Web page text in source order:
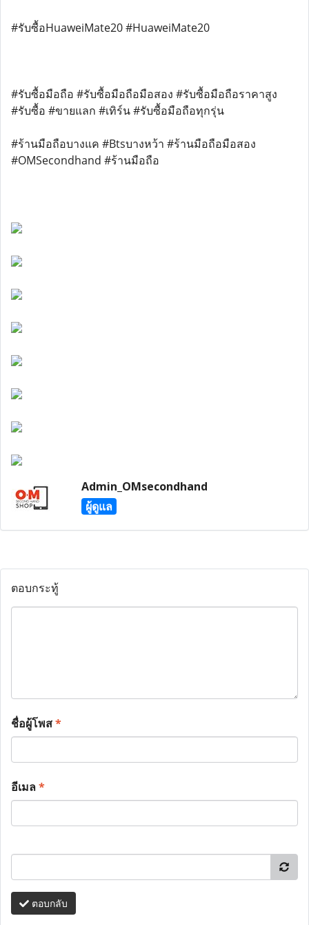
#รับซื้อHuaweiMate20 #HuaweiMate20
#รับซื้อมือถือ #รับซื้อมือถือมือสอง #รับซื้อมือถือราคาสูง
#รับซื้อ #ขายแลก #เทิร์น #รับซื้อมือถือทุกรุ่น
#ร้านมือถือบางแค #Btsบางหว้า #ร้านมือถือมือสอง
#OMSecondhand #ร้านมือถือ
Admin_OMsecondhand
ผู้ดูแล
ตอบกระทู้
ชื่อผู้โพส*
อีเมล*
ตอบกลับ